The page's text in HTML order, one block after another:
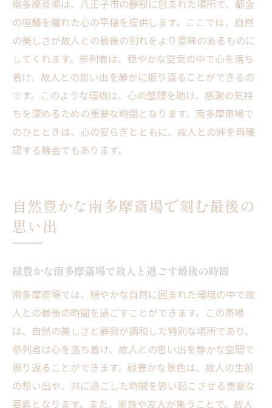
南多摩斎場の静かな環境がもたらす感謝の
時間
故人への感謝を深める南多摩斎場の魅力
南多摩斎場で穏やかに過ごす最後のステージ
南多摩斎場で穏やかに過ごす最後の時間
心穏やかに故人への別れを告げる南多摩斎
場
南多摩斎場で穏やかに過ごす最後のステー
南多摩斎場での最後のステージが家族に与
える影響
南多摩斎場は、八王子市の静寂に包まれた場所で、都会
の喧騒を離れた心の平穏を提供します。ここでは、自然
の美しさが故人との最後の別れをより意味のあるものに
してくれます。参列者は、穏やかな空気の中で心を落ち
着け、故人との思い出を静かに振り返ることができるの
です。このような環境は、心の整理を助け、感謝の気持
ちを深めるための重要な時間となります。南多摩斎場で
のひとときは、心の安らぎとともに、故人との絆を再確
認する機会でもあります。
自然豊かな南多摩斎場で刻む最後の
思い出
緑豊かな南多摩斎場で故人と過ごす最後の時間
南多摩斎場では、穏やかな自然に囲まれた環境の中で故
人との最後の時間を過ごすことができます。この斎場
は、自然の美しさと静寂が調和した特別な場所であり、
参列者は心を落ち着け、故人との思い出を静かな空間で
振り返ることができます。緑豊かな景色は、故人の生前
の想い出や、共に過ごした時間を思い起こさせる重要な
要素となります。また、家族や友人が集うことで、故人